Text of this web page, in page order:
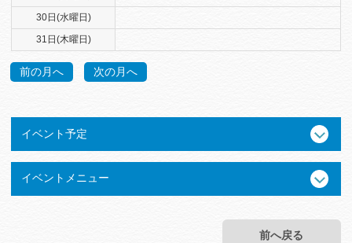
30日(水曜日)
31日(木曜日)
前の月へ 次の月へ
イベント予定
イベントメニュー
前へ戻る